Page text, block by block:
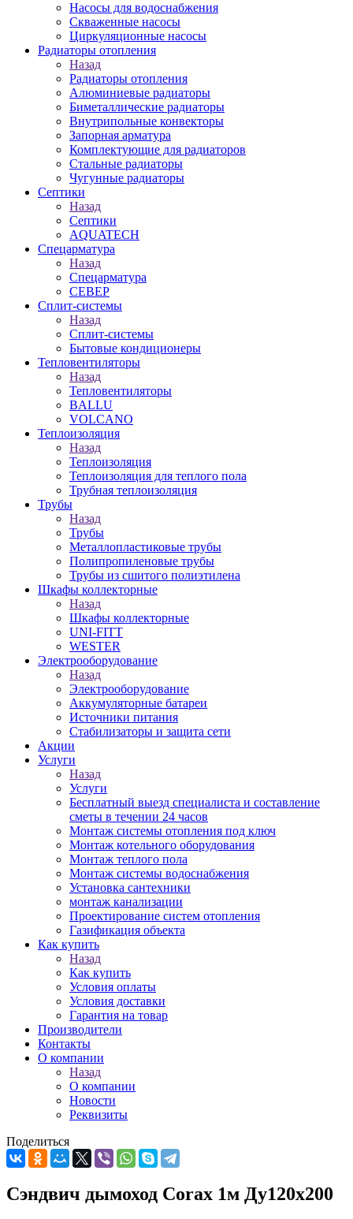
Насосы для водоснабжения
Скваженные насосы
Циркуляционные насосы
Радиаторы отопления
Назад
Радиаторы отопления
Алюминиевые радиаторы
Биметаллические радиаторы
Внутрипольные конвекторы
Запорная арматура
Комплектующие для радиаторов
Стальные радиаторы
Чугунные радиаторы
Септики
Назад
Септики
AQUATECH
Спецарматура
Назад
Спецарматура
СЕВЕР
Сплит-системы
Назад
Сплит-системы
Бытовые кондиционеры
Тепловентиляторы
Назад
Тепловентиляторы
BALLU
VOLCANO
Теплоизоляция
Назад
Теплоизоляция
Теплоизоляция для теплого пола
Трубная теплоизоляция
Трубы
Назад
Трубы
Металлопластиковые трубы
Полипропиленовые трубы
Трубы из сшитого полиэтилена
Шкафы коллекторные
Назад
Шкафы коллекторные
UNI-FITT
WESTER
Электрооборудование
Назад
Электрооборудование
Аккумуляторные батареи
Источники питания
Стабилизаторы и защита сети
Акции
Услуги
Назад
Услуги
Бесплатный выезд специалиста и составление
сметы в течении 24 часов
Монтаж системы отопления под ключ
Монтаж котельного оборудования
Монтаж теплого пола
Монтаж системы водоснабжения
Установка сантехники
монтаж канализации
Проектирование систем отопления
Газификация объекта
Как купить
Назад
Как купить
Условия оплаты
Условия доставки
Гарантия на товар
Производители
Контакты
О компании
Назад
О компании
Новости
Реквизиты
Поделиться
Сэндвич дымоход Corax 1м Ду120х200